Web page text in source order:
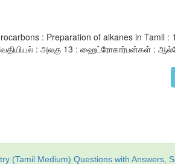
: Preparation of alkanes in Tamil
: அலகு 13 : ஹைட்ரோகார்பன்கள் :
(Tamil Medium) Questions with Answers,